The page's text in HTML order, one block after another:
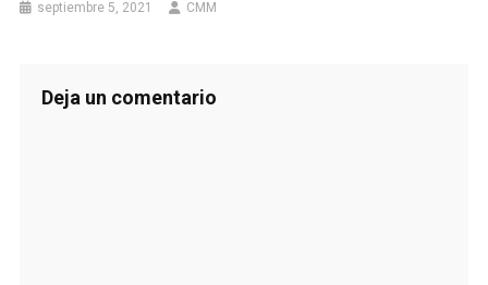
septiembre 5, 2021 CMM
Deja un comentario